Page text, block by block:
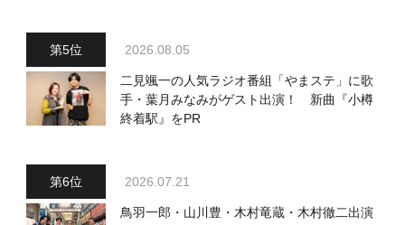
2026.08.05
二見颯一の人気ラジオ番組「やまステ」に歌
手・葉月みなみがゲスト出演！ 新曲『小樽
終着駅』をPR
2026.07.21
鳥羽一郎・山川豊・木村竜蔵・木村徹二出演